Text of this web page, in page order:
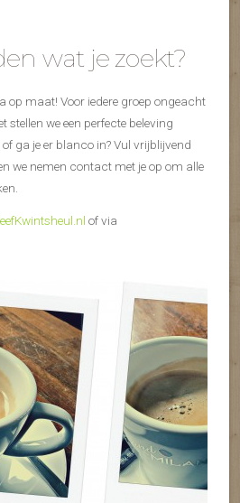
wat je zoekt?
op maat! Voor iedere groep ongeacht
stellen we een perfecte beleving
of ga je er blanco in? Vul vrijblijvend
we nemen contact met je op om alle
of via